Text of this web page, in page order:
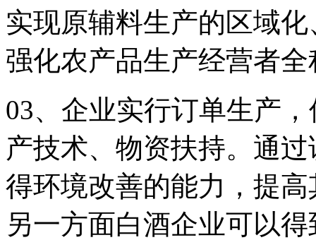
实现原辅料生产的区域
强化农产品生产经营者
03、企业实行订单生产
产技术、物资扶持。通
得环境改善的能力，提
另一方面白酒企业可以